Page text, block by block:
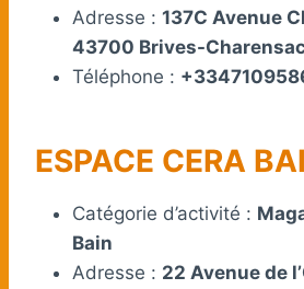
Adresse : 137C Avenue
43700 Brives-
Téléphone :
ESPACE CERA
Catégorie d’activité :
Bain
Adresse : 22 Avenue de